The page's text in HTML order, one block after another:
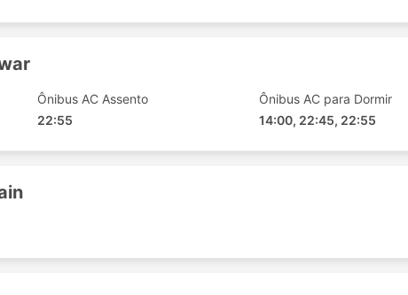
Ônibus AC Assento
22:55
Ônibus AC para Dormir
14:00, 22:45, 22:55